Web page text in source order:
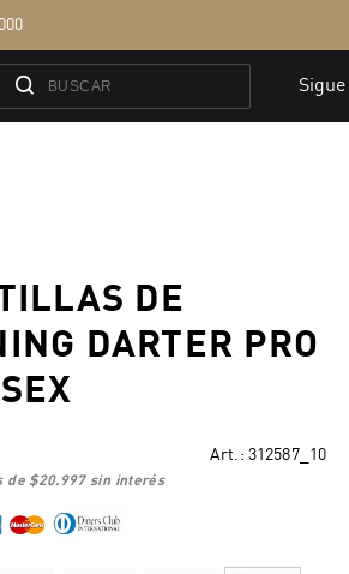
DE
DARTER PRO
Art.: 312587_10
de $20.997sin interés